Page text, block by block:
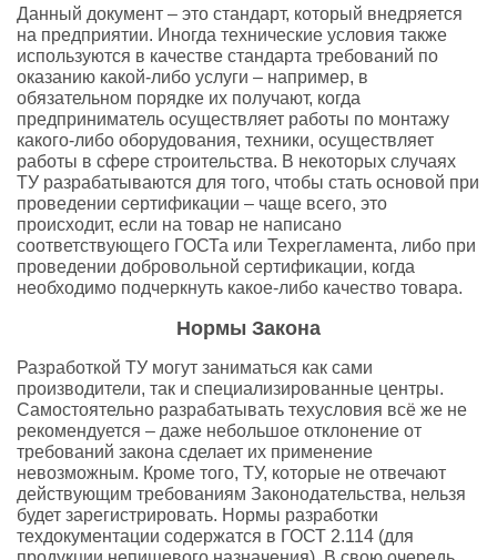
Данный документ – это стандарт, который внедряется
на предприятии. Иногда технические условия также
используются в качестве стандарта требований по
оказанию какой-либо услуги – например, в
обязательном порядке их получают, когда
предприниматель осуществляет работы по монтажу
какого-либо оборудования, техники, осуществляет
работы в сфере строительства. В некоторых случаях
ТУ разрабатываются для того, чтобы стать основой при
проведении сертификации – чаще всего, это
происходит, если на товар не написано
соответствующего ГОСТа или Техрегламента, либо при
проведении добровольной сертификации, когда
необходимо подчеркнуть какое-либо качество товара.
Нормы Закона
Разработкой ТУ могут заниматься как сами
производители, так и специализированные центры.
Самостоятельно разрабатывать техусловия всё же не
рекомендуется – даже небольшое отклонение от
требований закона сделает их применение
невозможным. Кроме того, ТУ, которые не отвечают
действующим требованиям Законодательства, нельзя
будет зарегистрировать. Нормы разработки
техдокументации содержатся в ГОСТ 2.114 (для